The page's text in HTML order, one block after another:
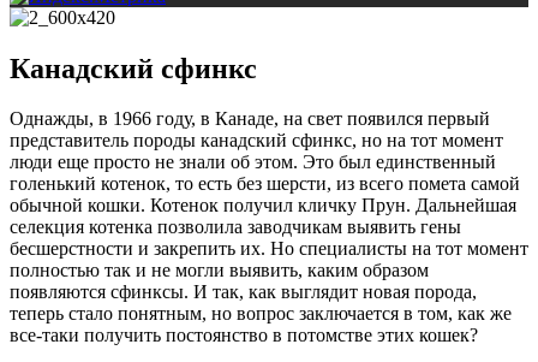
Канадский сфинкс
Однажды, в 1966 году, в Канаде, на свет появился первый
представитель породы канадский сфинкс, но на тот момент
люди еще просто не знали об этом. Это был единственный
голенький котенок, то есть без шерсти, из всего помета самой
обычной кошки. Котенок получил кличку Прун. Дальнейшая
селекция котенка позволила заводчикам выявить гены
бесшерстности и закрепить их. Но специалисты на тот момент
полностью так и не могли выявить, каким образом
появляются сфинксы. И так, как выглядит новая порода,
теперь стало понятным, но вопрос заключается в том, как же
все-таки получить постоянство в потомстве этих кошек?